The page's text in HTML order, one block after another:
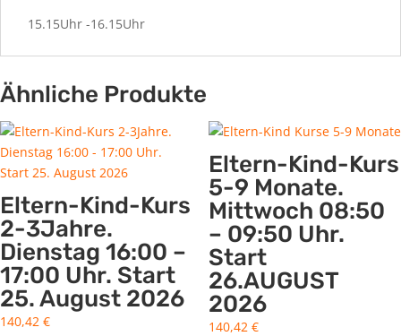
15.15Uhr -16.15Uhr
Ähnliche Produkte
Eltern-Kind-Kurs
2-3Jahre.
Dienstag 16:00 –
17:00 Uhr. Start
25. August 2026
140,42 €
Eltern-Kind-Kurs
5-9 Monate.
Mittwoch 08:50
– 09:50 Uhr.
Start
26.AUGUST
2026
140,42 €